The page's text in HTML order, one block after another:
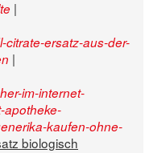
|
ersatz-aus-der-
|
im-internet-
apotheke-
kaufen-ohne-
biologisch